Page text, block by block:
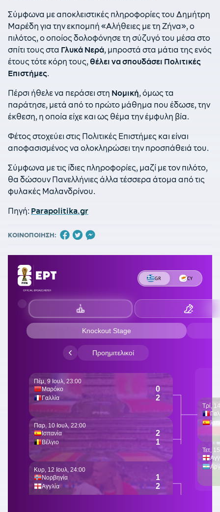
Σύμφωνα με αποκλειστικές πληροφορίες του Δημήτρη
Μαρέδη για την εκπομπή «Αλήθειες με τη Ζήνα», ο
πιλότος, ο οποίος δολοφόνησε τη σύζυγό του μέσα στο
σπίτι τους στα Γλυκά Νερά, μπροστά στα μάτια της ενός
έτους τότε κόρη τους, θέλει να σπουδάσει Πολιτικές
Επιστήμες.
Πέρσι ήθελε να περάσει στη Νομική, όμως τα
παράτησε, μετά από το πρώτο μάθημα που έδωσε, την
έκθεση, η οποία είχε και ως θέμα την έμφυλη βία.
Φέτος στοχεύει στις Πολιτικές Επιστήμες και είναι
αποφασισμένος να ολοκληρώσει την προσπάθειά του.
Σύμφωνα με τις ίδιες πληροφορίες, μαζί με τον πιλότο,
θα δώσουν Πανελλήνιες άλλα τέσσερα άτομα από τις
φυλακές Μαλανδρίνου.
Πηγή: Parapolitika.gr
ΚΟΙΝΟΠΟΙΗΣΗ: